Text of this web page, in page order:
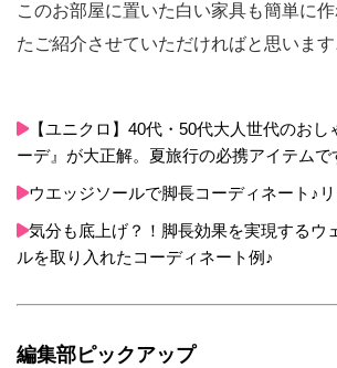
このお部屋に置いた白い家具も簡単に
たご紹介させていただければと思います
【ユニクロ】40代・50代大人世代のおし
ーデ』が大正解。夏旅行の必携アイテムで
ウエッジソールで脚長コーディネート♪
気分も底上げ？！脚長効果を実現するウ
ルを取り入れたコーディネート例♪
編集部ピックアップ